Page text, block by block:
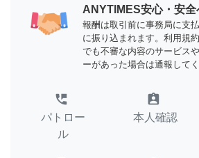
ANYTIMES安心・安
報酬は取引前に事務局に支
に振り込まれます。利用規
でも不審な内容のサービス
ーがあった場合は通報してく
perm_phone_msg
パトロー
ル
assignment_ind
本人確認